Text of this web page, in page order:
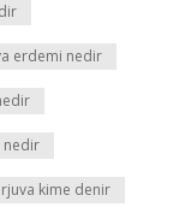
erdemi nedir
nedir
kime denir